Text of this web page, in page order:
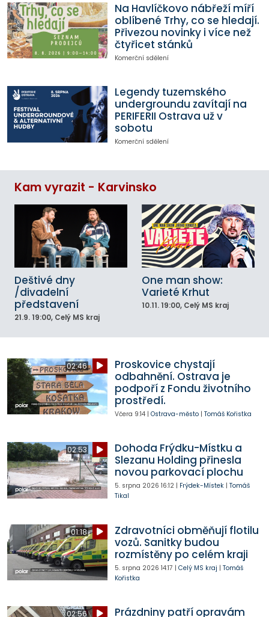
Na Havlíčkovo nábřeží míří
oblíbené Trhy, co se hledají.
Přivezou novinky i více než
čtyřicet stánků
Komerční sdělení
Legendy tuzemského
undergroundu zavítají na
PERIFERII Ostrava už v
sobotu
Komerční sdělení
Kam vyrazit - Karvinsko
Deštivé dny
/divadelní
představení
21.9. 19:00, Celý MS kraj
One man show:
Varieté Krhut
10.11. 19:00, Celý MS kraj
02:46
Proskovice chystají
odbahnění. Ostrava je
podpoří z Fondu životního
prostředí.
Včera 9:14| Ostrava-město| Tomáš Kořistka
02:53
Dohoda Frýdku-Místku a
Slezanu Holding přinesla
novou parkovací plochu
5. srpna 2026 16:12| Frýdek-Místek| Tomáš
Tikal
01:18
Zdravotníci obměňují flotilu
vozů. Sanitky budou
rozmístěny po celém kraji
5. srpna 2026 14:17 | Celý MS kraj | Tomáš
Kořistka
02:56
Prázdniny patří opravám